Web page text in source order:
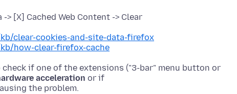
> [X] Cached Web Content -> Clear
clear-cookies-and-site-data-firefox
how-clear-firefox-cache
check if one of the extensions ("3-bar" menu button or
acceleration or if